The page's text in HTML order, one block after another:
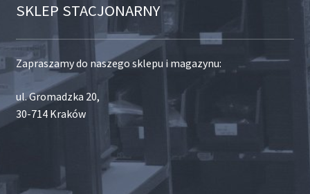
SKLEP STACJONARNY
Zapraszamy do naszego sklepu i magazynu:
ul. Gromadzka 20,
30-714 Kraków